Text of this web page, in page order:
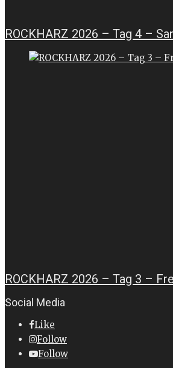
ROCKHARZ 2026 – Tag 4 –
ROCKHARZ 2026 – Tag 3 –
Social Media
Like
Follow
Follow